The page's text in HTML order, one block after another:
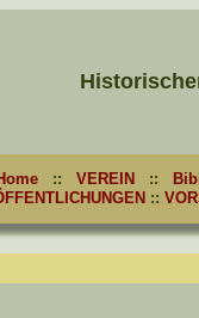
:: VEREIN ::
::